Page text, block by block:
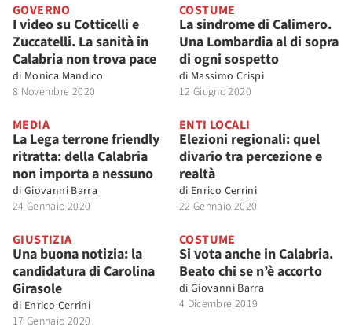
GOVERNO
I video su Cotticelli e
Zuccatelli. La sanità in
Calabria non trova pace
di Monica Mandico
8 Novembre 2020
COSTUME
La sindrome di Calimero.
Una Lombardia al di sopra
di ogni sospetto
di Massimo Crispi
12 Giugno 2020
MEDIA
La Lega terrone friendly
ritratta: della Calabria
non importa a nessuno
di Giovanni Barra
24 Gennaio 2020
ENTI LOCALI
Elezioni regionali: quel
divario tra percezione e
realtà
di Enrico Cerrini
22 Gennaio 2020
GIUSTIZIA
Una buona notizia: la
candidatura di Carolina
Girasole
di Enrico Cerrini
17 Gennaio 2020
COSTUME
Si vota anche in Calabria.
Beato chi se n’è accorto
di Giovanni Barra
4 Dicembre 2019